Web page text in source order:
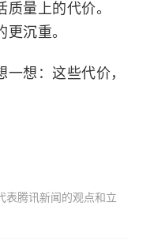
量上的代价。
沉重。
想：这些代价，
表腾讯新闻的观点和立